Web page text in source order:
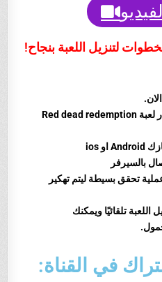
لتنزيل اللعبة بنجاح!
Red dead redemption
تحقق بسيطة ليتم تهكير
تلقائيًا ويمكنك